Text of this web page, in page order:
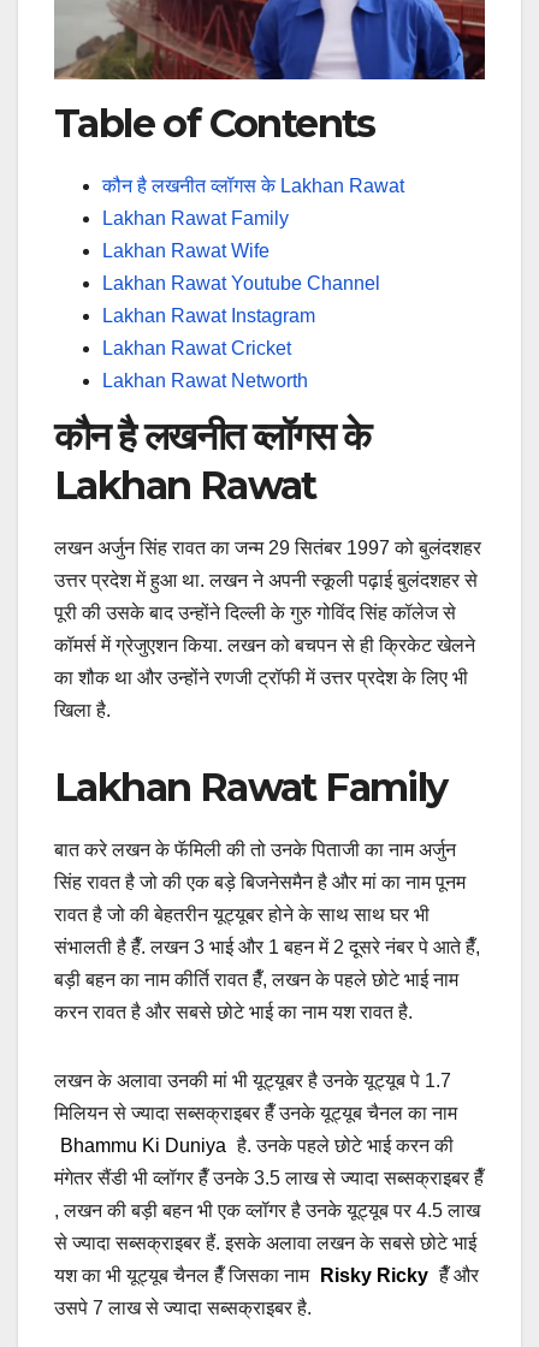
Table of Contents
कौन है लखनीत व्लॉगस के Lakhan Rawat
Lakhan Rawat Family
Lakhan Rawat Wife
Lakhan Rawat Youtube Channel
Lakhan Rawat Instagram
Lakhan Rawat Cricket
Lakhan Rawat Networth
कौन है लखनीत व्लॉगस के
Lakhan Rawat
लखन अर्जुन सिंह रावत का जन्म 29 सितंबर 1997 को बुलंदशहर
उत्तर प्रदेश में हुआ था. लखन ने अपनी स्कूली पढ़ाई बुलंदशहर से
पूरी की उसके बाद उन्होंने दिल्ली के गुरु गोविंद सिंह कॉलेज से
कॉमर्स में ग्रेजुएशन किया. लखन को बचपन से ही क्रिकेट खेलने
का शौक था और उन्होंने रणजी ट्रॉफी में उत्तर प्रदेश के लिए भी
खिला है.
Lakhan Rawat Family
बात करे लखन के फॅमिली की तो उनके पिताजी का नाम अर्जुन
सिंह रावत है जो की एक बड़े बिजनेसमैन है और मां का नाम पूनम
रावत है जो की बेहतरीन यूट्यूबर होने के साथ साथ घर भी
संभालती है हैँ. लखन 3 भाई और 1 बहन में 2 दूसरे नंबर पे आते हैँ,
बड़ी बहन का नाम कीर्ति रावत हैँ, लखन के पहले छोटे भाई नाम
करन रावत है और सबसे छोटे भाई का नाम यश रावत है.
लखन के अलावा उनकी मां भी यूट्यूबर है उनके यूट्यूब पे 1.7
मिलियन से ज्यादा सब्सक्राइबर हैँ उनके यूट्यूब चैनल का नाम
Bhammu Ki Duniya है. उनके पहले छोटे भाई करन की
मंगेतर सैंडी भी व्लॉगर हैँ उनके 3.5 लाख से ज्यादा सब्सक्राइबर हैँ
, लखन की बड़ी बहन भी एक व्लॉगर है उनके यूट्यूब पर 4.5 लाख
से ज्यादा सब्सक्राइबर हैं. इसके अलावा लखन के सबसे छोटे भाई
यश का भी यूट्यूब चैनल हैँ जिसका नाम
Risky Ricky हैँ और
उसपे 7 लाख से ज्यादा सब्सक्राइबर है.